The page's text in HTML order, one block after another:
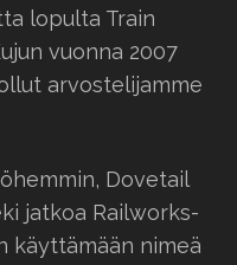
lopulta Train
vuonna 2007
arvostelijamme
Dovetail
jatkoa Railworks-
käyttämään nimeä